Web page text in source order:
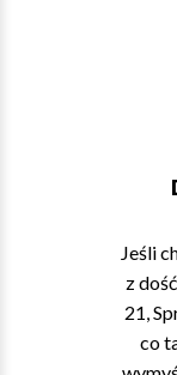
Jeśli
z
21,
co